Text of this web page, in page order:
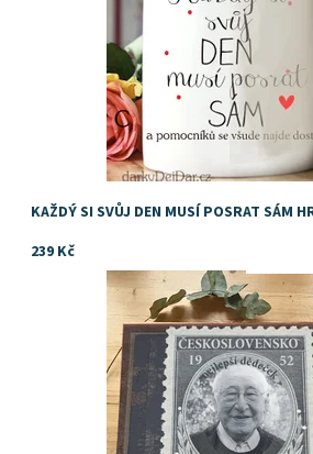
KAŽDÝ SI SVŮJ DEN MUSÍ POSRAT SÁM
239 Kč
Personalizovaný dárek s fotkou
Skladem